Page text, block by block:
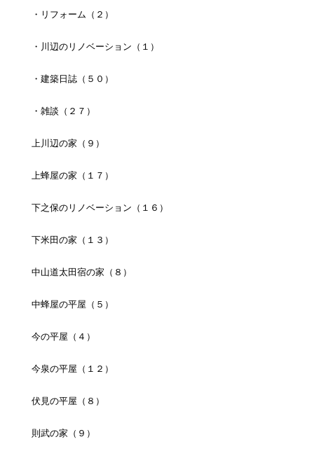
・リフォーム（２）
・川辺のリノベーション（１）
・建築日誌（５０）
・雑談（２７）
上川辺の家（９）
上蜂屋の家（１７）
下之保のリノベーション（１６）
下米田の家（１３）
中山道太田宿の家（８）
中蜂屋の平屋（５）
今の平屋（４）
今泉の平屋（１２）
伏見の平屋（８）
則武の家（９）